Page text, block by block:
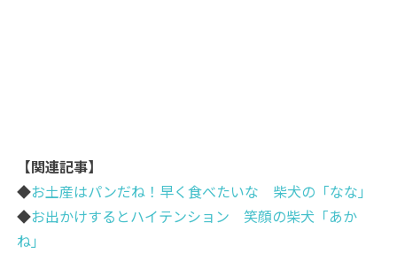
【関連記事】
◆お土産はパンだね！早く食べたいな 柴犬の「なな」
◆お出かけするとハイテンション 笑顔の柴犬「あか
ね」